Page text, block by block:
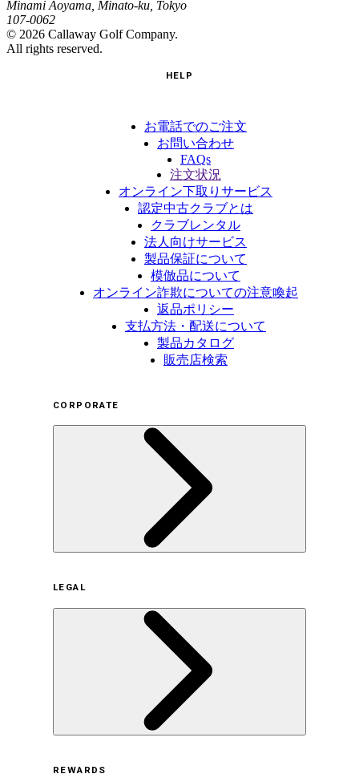
Minami Aoyama, Minato-ku, Tokyo
107-0062
© 2026 Callaway Golf Company.
All rights reserved.
HELP
お電話でのご注文
お問い合わせ
FAQs
注文状況
オンライン下取りサービス
認定中古クラブとは
クラブレンタル
法人向けサービス
製品保証について
模倣品について
オンライン詐欺についての注意喚起
返品ポリシー
支払方法・配送について
製品カタログ
販売店検索
CORPORATE
サステナビリティの取り組み（日本）
サステナビリティの取り組み（米国/英語）
ヒストリー
採用情報
LEGAL
REWARDS